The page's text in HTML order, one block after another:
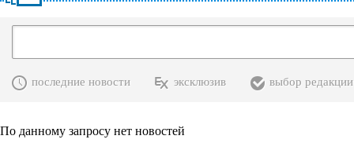
последние новости эксклюзив выбор редакции
По данному запросу нет новостей